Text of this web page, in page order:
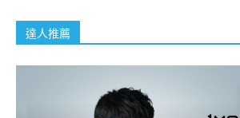
達人推薦